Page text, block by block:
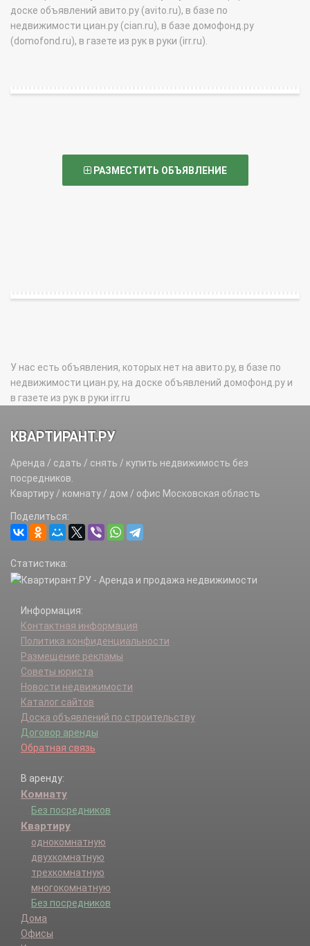
доске объявлений авито.ру (avito.ru), в базе по
недвижимости циан.ру (cian.ru), в базе домофонд.ру
(domofond.ru), в газете из рук в руки (irr.ru).
РАЗМЕСТИТЬ ОБЪЯВЛЕНИЕ
У нас есть объявления, которых нет на авито.ру, в базе по
недвижимости циан.ру, на доске объявлений домофонд.ру и
в газете из рук в руки irr.ru
КВАРТИРАНТ.РУ
Аренда / сдать / снять / купить недвижимость без
посредников.
Квартиру / комнату / дом / офис Московская область
Поделиться:
Статистика:
Информация:
Контактная информация
Политика конфиденциальности
Размещение рекламы
Советы юриста
Новости недвижимости
Каталог сайтов
Доска объявлений по строительству
Договор аренды
Обратная связь
В аренду:
Комнату
Без посредников
Квартиру
однокомнатную
двухкомнатную
трехкомнатную
многокомнатную
Без посредников
Дома
Офисы